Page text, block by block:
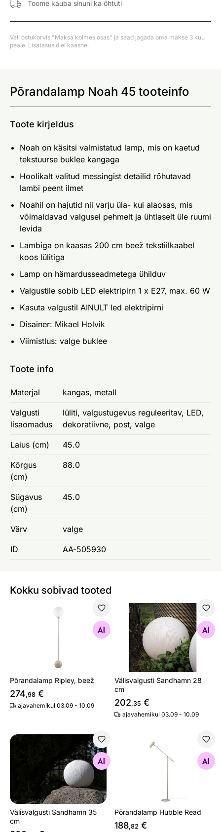
Toome kauba sinuni ka õhtuti
Vali ostukorvis "Maksa kolmes osas" ja saad jagada oma makse 3 kuu
peale. Lisatasusid ei kaasne.
Põrandalamp Noah 45 tooteinfo
Toote kirjeldus
Noah on käsitsi valmistatud lamp, mis on kaetud
tekstuurse buklee kangaga
Hoolikalt valitud messingist detailid rõhutavad
lambi peent ilmet
Noahil on hajutid nii varju üla- kui alaosas, mis
võimaldavad valgusel pehmelt ja ühtlaselt üle ruumi
levida
Lambiga on kaasas 200 cm beež tekstiilkaabel
koos lülitiga
Lamp on hämardusseadmetega ühilduv
Valgustile sobib LED elektripirn 1 x E27, max. 60 W
Kasuta valgustil AINULT led elektripirni
Disainer: Mikael Holvik
Viimistlus: valge buklee
Toote info
Materjal kangas, metall
Valgusti
lisaomadus
lüliti, valgustugevus reguleeritav, LED,
dekoratiivne, post, valge
Laius (cm) 45.0
Kõrgus
(cm)
88.0
Sügavus
(cm)
45.0
Värv valge
ID AA-505930
Kokku sobivad tooted
Põrandalamp Ripley, beež
Põrandalamp Ripley, beež
274,98 €
ajavahemikul 03.09 - 10.09
Välisvalgusti Sandhamn 28
Otsi sarnaseid
Välisvalgusti Sandhamn 28
cm
202,35 €
ajavahemikul 03.09 - 10.09
Välisvalgusti Sandhamn 35 cm
Otsi sarnaseid
Välisvalgusti Sandhamn 35
cm
Põrandalamp Hubble Read
Otsi sarnaseid
Põrandalamp Hubble Read
188,82 €